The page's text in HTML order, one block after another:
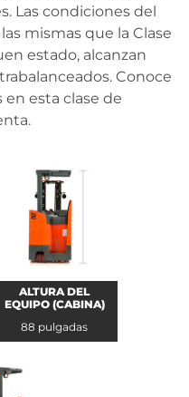
Las condiciones del
mismas que la Clase
estado, alcanzan
Conoce
esta clase de
ALTURA DEL
EQUIPO (CABINA)
88 pulgadas